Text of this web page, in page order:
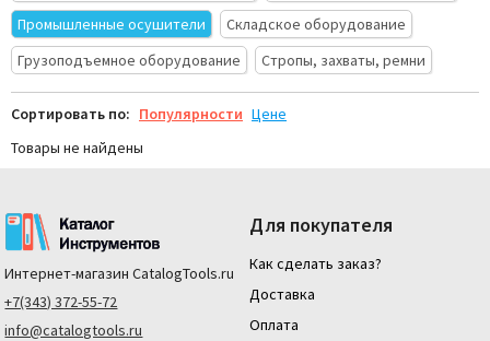
Промышленные осушители
Складское оборудование
Грузоподъемное оборудование
Стропы, захваты, ремни
Сортировать по: Популярности Цене
Товары не найдены
Интернет-магазин CatalogTools.ru
+7(343) 372-55-72
info@catalogtools.ru
Для покупателя
Как сделать заказ?
Доставка
Оплата